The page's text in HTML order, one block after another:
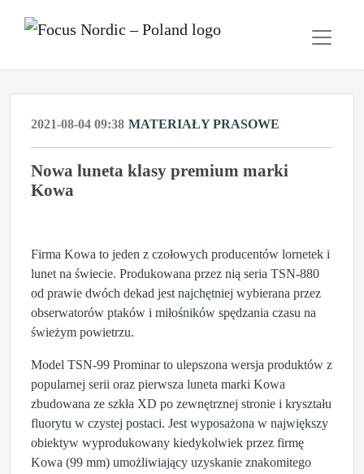
2021-08-04 09:38 MATERIAŁY PRASOWE
Nowa luneta klasy premium marki
Kowa
Firma Kowa to jeden z czołowych producentów lornetek i
lunet na świecie. Produkowana przez nią seria TSN-880
od prawie dwóch dekad jest najchętniej wybierana przez
obserwatorów ptaków i miłośników spędzania czasu na
świeżym powietrzu.
Model TSN-99 Prominar to ulepszona wersja produktów z
popularnej serii oraz pierwsza luneta marki Kowa
zbudowana ze szkła XD po zewnętrznej stronie i kryształu
fluorytu w czystej postaci. Jest wyposażona w największy
obiektyw wyprodukowany kiedykolwiek przez firmę
Kowa (99 mm) umożliwiający uzyskanie znakomitego